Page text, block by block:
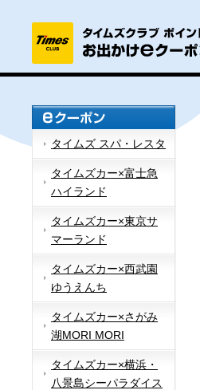
タイムズ スパ・レスタ
タイムズカー×富士急
ハイランド
タイムズカー×東京サ
マーランド
タイムズカー×西武園
ゆうえんち
タイムズカー×さがみ
湖MORI MORI
タイムズカー×横浜・
八景島シーパラダイス